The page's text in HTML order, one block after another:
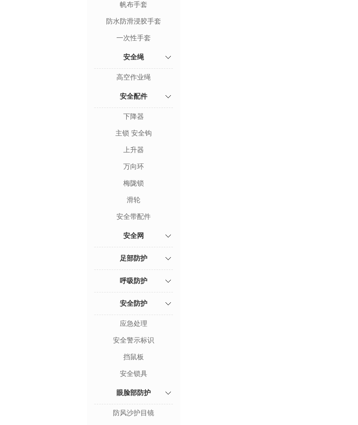
帆布手套
防水防滑浸胶手套
一次性手套
安全绳
高空作业绳
安全配件
下降器
主锁 安全钩
上升器
万向环
梅陇锁
滑轮
安全带配件
安全网
足部防护
呼吸防护
安全防护
应急处理
安全警示标识
挡鼠板
安全锁具
眼脸部防护
防风沙护目镜